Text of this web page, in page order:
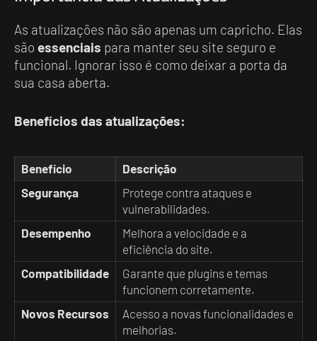
As atualizações não são apenas um capricho. Elas
são essenciais para manter seu site seguro e
funcional. Ignorar isso é como deixar a porta da
sua casa aberta.
Benefícios das atualizações:
Benefício
Descrição
Segurança
Protege contra ataques e
vulnerabilidades.
Desempenho
Melhora a velocidade e a
eficiência do site.
Compatibilidade
Garante que plugins e temas
funcionem corretamente.
Novos Recursos
Acesso a novas funcionalidades e
melhorias.